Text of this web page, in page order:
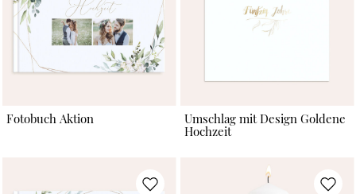
Fotobuch Aktion
Umschlag mit Design Goldene
Hochzeit